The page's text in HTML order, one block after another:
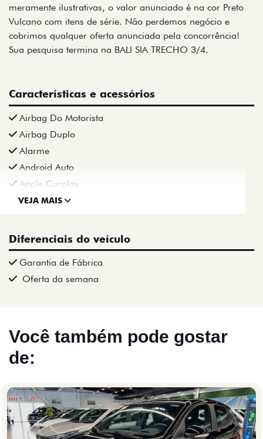
meramente ilustrativas, o valor anunciado é na cor Preto
Vulcano com itens de série. Não perdemos negócio e
cobrimos qualquer oferta anunciada pela concorrência!
Sua pesquisa termina na BALI SIA TRECHO 3/4.
Características e acessórios
Airbag Do Motorista
Airbag Duplo
Alarme
Android Auto
Apple Carplay
VEJA MAIS
Diferenciais do veículo
Garantia de Fábrica
Oferta da semana
Você também pode gostar
de: